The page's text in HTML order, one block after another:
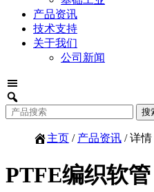
产品资讯
技术支持
关于我们
公司新闻
主页 / 产品资讯 / 详情
PTFE编织软